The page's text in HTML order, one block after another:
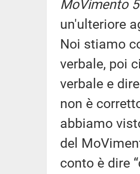
MoVimento
un'ulteriore
Noi stiamo
verbale, poi
verbale e
non è
abbiamo
del
conto è dire